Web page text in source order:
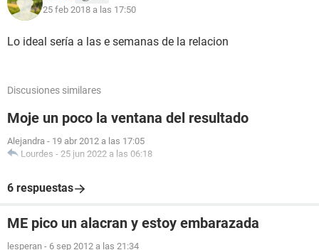
25 feb 2018 a las 17:50
Lo ideal sería a las e semanas de la relacion
Discusiones similares
Moje un poco la ventana del resultado
Alejandra - 19 abr 2012 a las 17:05
Lourdes - 25 jun 2022 a las 06:18
6 respuestas
ME pico un alacran y estoy embarazada
lesperan - 6 sep 2012 a las 21:34